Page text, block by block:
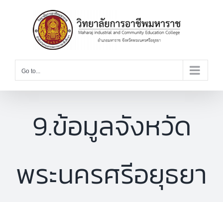
Go to...
9.ข้อมูลจังหวัด
พระนครศรีอยุธยา